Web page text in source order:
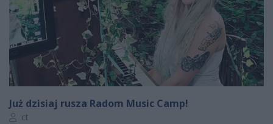
Już dzisiaj rusza Radom Music Camp!
Autor artykułu:
ct